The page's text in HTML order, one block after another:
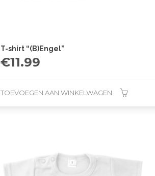
T-shirt “(B)Engel”
€11.99
TOEVOEGEN AAN WINKELWAGEN